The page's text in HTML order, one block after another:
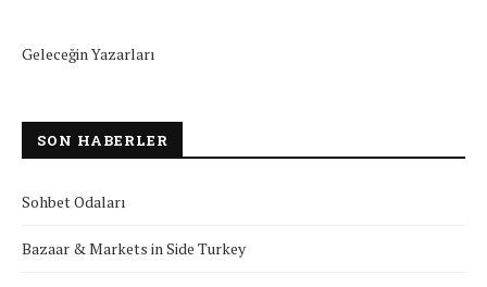
Geleceğin Yazarları
SON HABERLER
Sohbet Odaları
Bazaar & Markets in Side Turkey